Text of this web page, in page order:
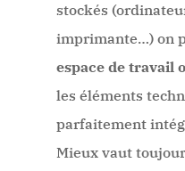
stockés
imprimante…) on
espace de travail
les éléments
parfaitement
Mieux vaut